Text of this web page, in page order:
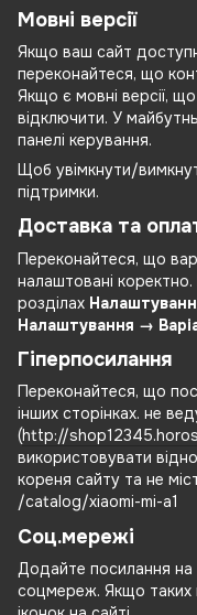
Мовні версії
Якщо ваш сайт
переконайтеся, що
Якщо є мовні версії,
відключити. У
панелі керування.
Щоб увімкнути/
підтримки.
Доставка та
Переконайтеся, що
налаштовані
розділах
Налаштування →
Гіперпосилання
Переконайтеся, що
інших сторінках. не
(http://
використовувати
кореня сайту та не
/catalog/xiaomi-mi-a1
Соц.мережі
Додайте посилання на
соцмереж. Якщо таких